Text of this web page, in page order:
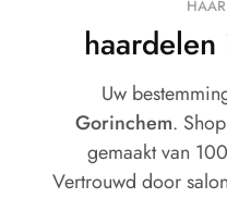
Uw
Gorinchem.
gemaakt van
Vertrouwd door